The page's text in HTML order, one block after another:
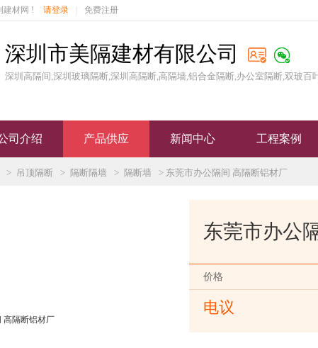
建材网 ! 请登录 免费注册
深圳市美隔建材有限公司
深圳高隔间,深圳玻璃隔断,深圳高隔断,高隔墙,铝合金隔断,办公室隔断,双玻百
司介绍 产品供应 新闻中心 工程案例
> 吊顶隔断 > 隔断隔墙 > 隔断墙 > 东莞市办公隔间 高隔断铝材厂
东莞市办公
价格
电议